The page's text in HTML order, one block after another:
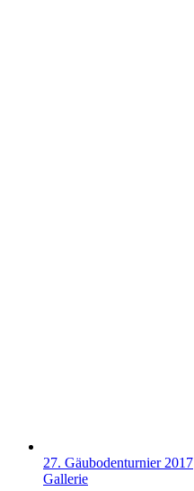
27. Gäubodenturnier 2017
Gallerie